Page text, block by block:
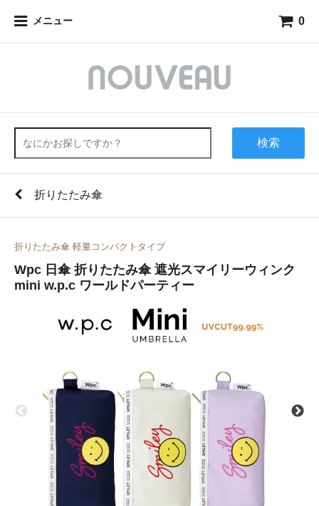
メニュー 0
検索
折りたたみ傘
折りたたみ傘 軽量コンパクトタイプ
Wpc 日傘 折りたたみ傘 遮光スマイリーウィンク
mini w.p.c ワールドパーティー